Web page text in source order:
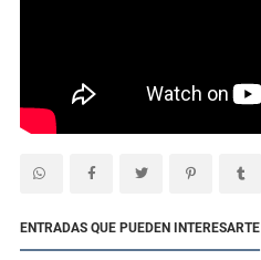
ENTRADAS QUE PUEDEN INTERESARTE